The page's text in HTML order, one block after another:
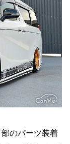
のパーツ装着